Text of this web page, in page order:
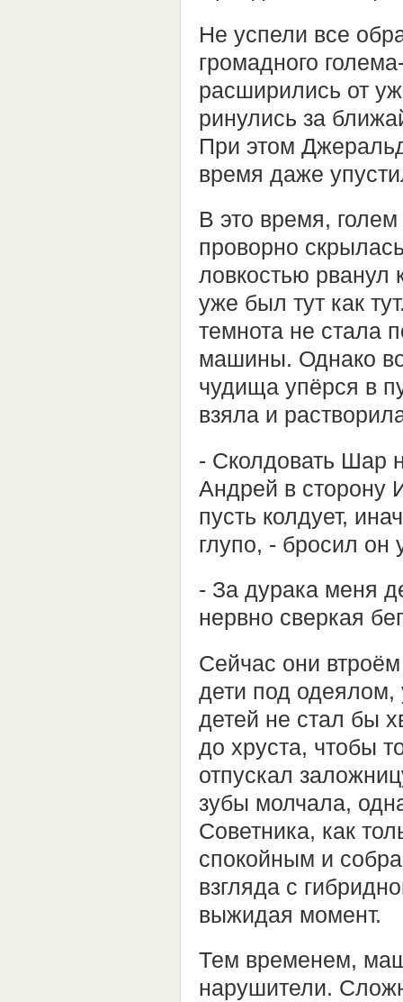
Не успели все
громадного
расширились от
ринулись за
При этом
время даже
В это время,
проворно
ловкостью рванул
уже был тут как
темнота не стала
машины. Однако
чудища упёрся в
взяла и
- Сколдовать Шар
Андрей в сторону
пусть колдует,
глупо, - бросил он
- За дурака меня
нервно сверкая
Сейчас они
дети под одеялом,
детей не стал бы
до хруста, чтобы
отпускал
зубы молчала,
Советника, как
спокойным и
взгляда с
выжидая момент.
Тем временем,
нарушители.